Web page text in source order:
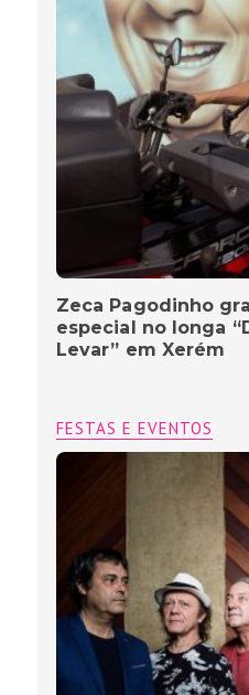
Zeca Pagodinho
especial no longa
Levar” em Xerém
FESTAS E EVENTOS